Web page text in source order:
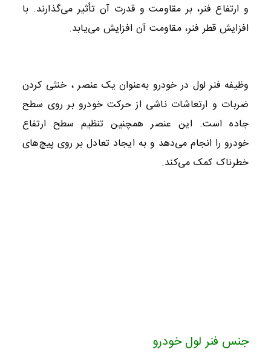
و ارتفاع فنر، بر مقاومت و قدرت آن تأثیر می‌گذارند. با
افزایش قطر فنر، مقاومت آن افزایش می‌یابد.
وظیفه فنر لول در خودرو به‌عنوان یک عنصر ، خنثی کردن
ضربات و ارتعاشات ناشی از حرکت خودرو بر روی سطح
جاده است. این عنصر همچنین تنظیم سطح ارتفاع
خودرو را انجام می‌دهد و به ایجاد تعادل بر روی پیچ‌های
خطرناک کمک می‌کند.
جنس فنر لول خودرو